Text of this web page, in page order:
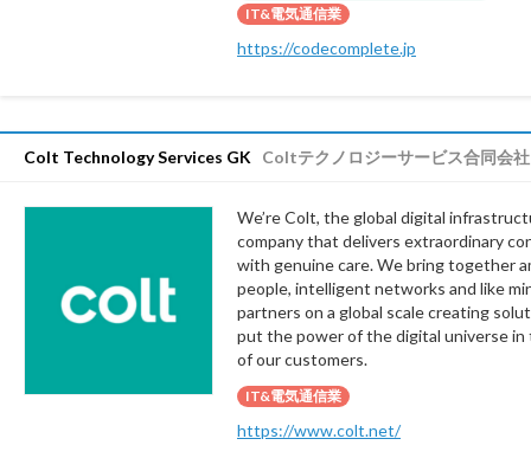
IT&電気通信業
https://codecomplete.jp
Colt Technology Services GK Coltテクノロジーサービス合同会社
We’re Colt, the global digital
company that delivers extraordinary
with genuine care. We bring together
people, intelligent networks and like
partners on a global scale creating
put the power of the digital universe in
of our customers.
IT&電気通信業
https://www.colt.net/